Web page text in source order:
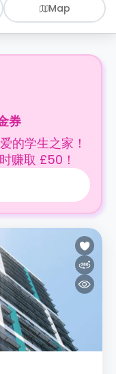
Map
券
的学生之家！
赚取 £50！